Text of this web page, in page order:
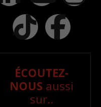
ÉCOUTEZ-
NOUS aussi
sur..